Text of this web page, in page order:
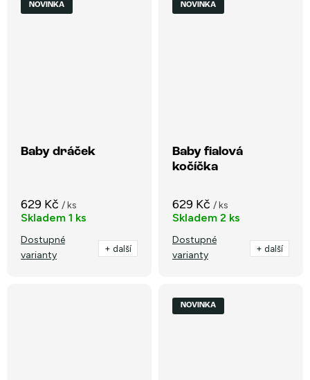
NOVINKA
Baby dráček
629 Kč / ks
Skladem 1 ks
Dostupné
varianty
+ další
NOVINKA
Baby fialová
kočíčka
629 Kč / ks
Skladem 2 ks
Dostupné
varianty
+ další
NOVINKA